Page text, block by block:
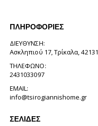
ΠΛΗΡΟΦΟΡΊΕΣ
ΔΙΕΎΘΥΝΣΗ:
Ασκληπιού 17, Τρίκαλα, 42131
ΤΗΛΈΦΩΝΟ:
2431033097
EMAIL:
info@tsirogiannishome.gr
ΣΕΛΊΔΕΣ